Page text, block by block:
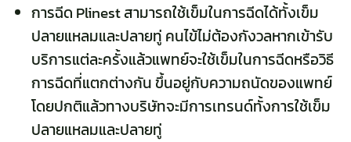
การฉีด Plinest สามารถใช้เข็มในการฉีดได้ทั้งเข็ม
ปลายแหลมและปลายทู่ คนไข้ไม่ต้องกังวลหากเข้ารับ
บริการแต่ละครั้งแล้วแพทย์จะใช้เข็มในการฉีดหรือวิธี
การฉีดที่แตกต่างกัน ขึ้นอยู่กับความถนัดของแพทย์
โดยปกติแล้วทางบริษัทจะมีการเทรนด์ทั้งการใช้เข็ม
ปลายแหลมและปลายทู่